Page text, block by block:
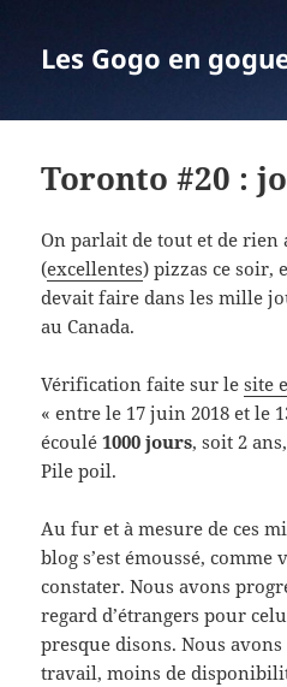
Les Gogo en
Toronto #20 :
On parlait de tout et de rien
(excellentes) pizzas ce soir,
devait faire dans les mille
au Canada.
Vérification faite sur lesite
« entre le 17 juin 2018 et le
écoulé1000 jours, soit 2
Pile poil.
Au fur et à mesure de ces
blog s’est émoussé, comme
constater. Nous avons
regard d’étrangers pour
presque disons. Nous
travail, moins de